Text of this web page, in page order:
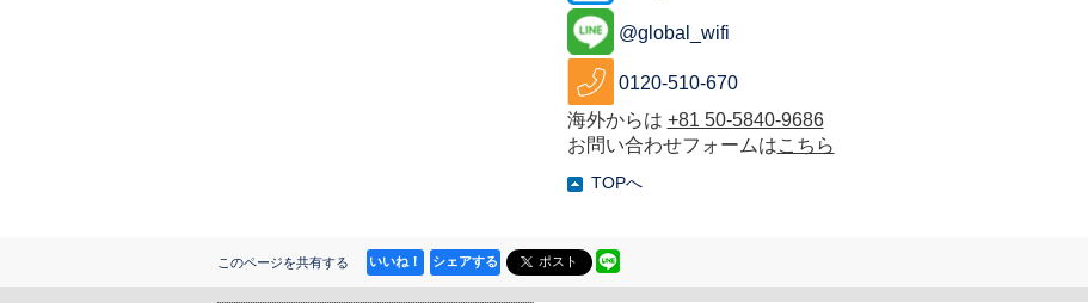
@global_wifi
0120-510-670
海外からは +81 50-5840-9686
お問い合わせフォームはこちら
TOPへ
このページを共有する いいね！ シェアする ポスト